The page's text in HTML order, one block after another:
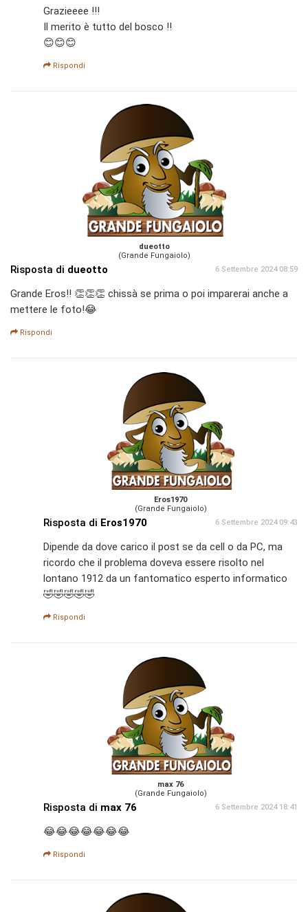
Grazieeee !!!
Il merito è tutto del bosco !!
😊😊😊
Rispondi
dueotto
(Grande Fungaiolo)
Risposta di dueotto 6 Settembre 2024 08:59
Grande Eros!! 👏👏👏 chissà se prima o poi imparerai anche a
mettere le foto!😂
Rispondi
Eros1970
(Grande Fungaiolo)
Risposta di Eros1970 6 Settembre 2024 09:43
Dipende da dove carico il post se da cell o da PC, ma
ricordo che il problema doveva essere risolto nel
lontano 1912 da un fantomatico esperto informatico
🤣🤣🤣🤣🤣
Rispondi
max 76
(Grande Fungaiolo)
Risposta di max 76 6 Settembre 2024 18:41
😂😂😂😂😂😂😂
Rispondi